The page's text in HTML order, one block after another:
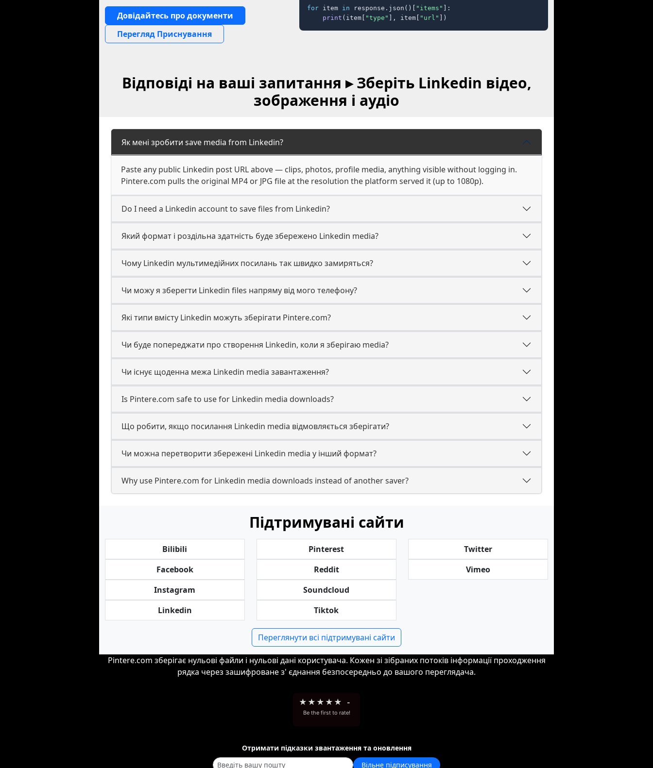
Довідайтесь про документи
Перегляд Приснування
for item in response.json()[ "items" ]:
print (item[ "type" ], item[ "url" ])
Відповіді на ваші запитання ▸ Зберіть Linkedin відео,
зображення і аудіо
Як мені зробити save media from Linkedin?
Paste any public Linkedin post URL above — clips, photos, profile media, anything visible without logging in.
Pintere.com pulls the original MP4 or JPG file at the resolution the platform served it (up to 1080p).
Do I need a Linkedin account to save files from Linkedin?
Який формат і роздільна здатність буде збережено Linkedin media?
Чому Linkedin мультимедійних посилань так швидко замиряться?
Чи можу я зберегти Linkedin files напряму від мого телефону?
Які типи вмісту Linkedin можуть зберігати Pintere.com?
Чи буде попереджати про створення Linkedin, коли я зберігаю media?
Чи існує щоденна межа Linkedin media завантаження?
Is Pintere.com safe to use for Linkedin media downloads?
Що робити, якщо посилання Linkedin media відмовляється зберігати?
Чи можна перетворити збережені Linkedin media у інший формат?
Why use Pintere.com for Linkedin media downloads instead of another saver?
Підтримувані сайти
Bilibili
Facebook
Instagram
Linkedin
Pinterest
Reddit
Soundcloud
Tiktok
Twitter
Vimeo
Переглянути всі підтримувані сайти
Pintere.com зберігає нульові файли і нульові дані користувача. Кожен зі зібраних потоків інформації проходження
рядка через зашифроване з' єднання безпосередньо до вашого переглядача.
★ ★ ★ ★ ★ -
Be the first to rate!
Отримати підказки звантаження та оновлення
Вільне підписування